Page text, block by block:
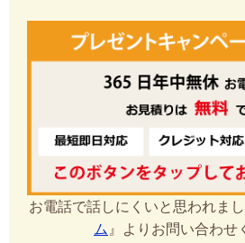
お電話で話しにくいと思われま
ム 』よりお問い合わせ